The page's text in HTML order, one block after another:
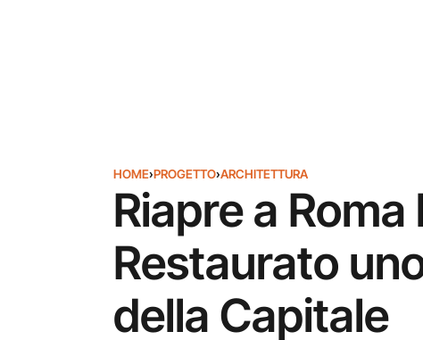
HOME›PROGETTO›ARCHITETTURA
Riapre a
Restaurato
della Capitale